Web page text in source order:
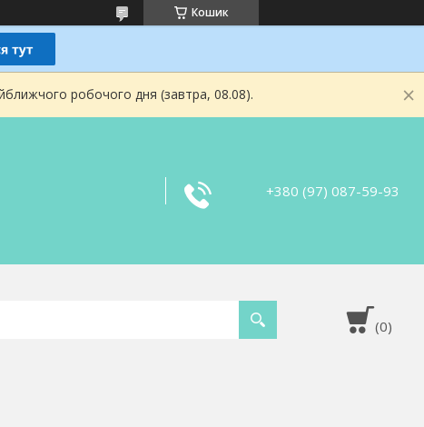
Кошик
робочого дня (завтра, 08.08).
+380 (97) 087-59-93